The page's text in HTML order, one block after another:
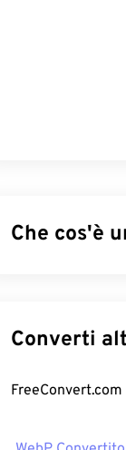
Che cos'è
piccole dei file
Le immagini
Come